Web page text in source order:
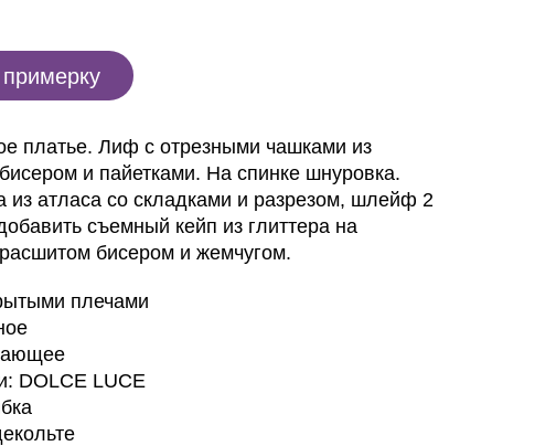
платье. Лиф с отрезными чашками из
и пайетками. На спинке шнуровка.
из атласа со складками и разрезом, шлейф 2
съемный кейп из глиттера на
бисером и жемчугом.
плечами
DOLCE LUCE